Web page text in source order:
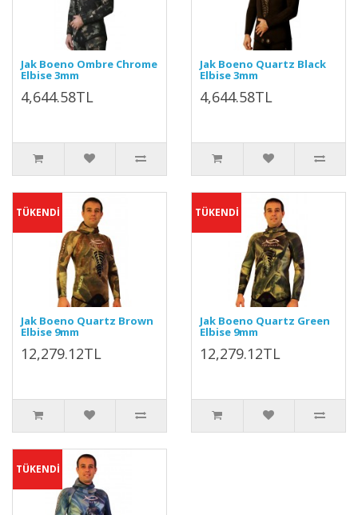
Jak Boeno Ombre Chrome
Elbise 3mm
4,644.58TL
Jak Boeno Quartz Black
Elbise 3mm
4,644.58TL
TÜKENDİ
Jak Boeno Quartz Brown
Elbise 9mm
12,279.12TL
TÜKENDİ
Jak Boeno Quartz Green
Elbise 9mm
12,279.12TL
TÜKENDİ